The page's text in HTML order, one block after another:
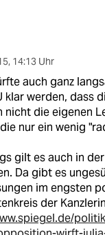
, 14:13 Uhr
auch ganz
klar werden, dass
nicht die eigenen
nur ein wenig
gilt es auch in
Da gibt es
im engsten
der